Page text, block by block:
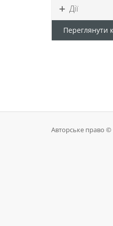
Дії
Переглянути
Авторське право ©